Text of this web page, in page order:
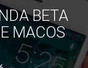
BETA
MACOS